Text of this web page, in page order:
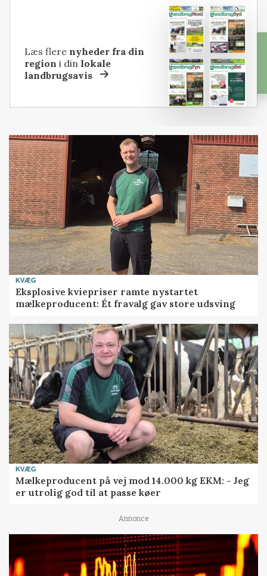
Læs flere nyheder fra din
region i dinlokale
landbrugsavis
KVÆG
Eksplosive kviepriser ramte nystartet
mælkeproducent: Ét fravalg gav store udsving
KVÆG
Mælkeproducent på vej mod 14.000 kg EKM: - Jeg
er utrolig god til at passe køer
Annonce